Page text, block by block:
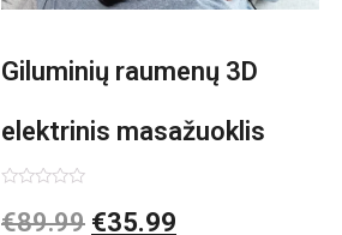
Giluminių raumenų 3D
elektrinis masažuoklis
InnovaGoods Shiatsu
0
iš
€89.99 €35.99